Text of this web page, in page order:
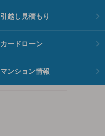
引越し見積もり
カードローン
マンション情報